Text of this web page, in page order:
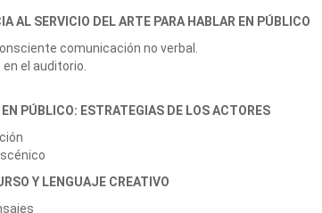
AL SERVICIO DEL ARTE PARA HABLAR EN PÚBLICO
comunicación no verbal.
el auditorio.
PÚBLICO: ESTRATEGIAS DE LOS ACTORES
Y LENGUAJE CREATIVO